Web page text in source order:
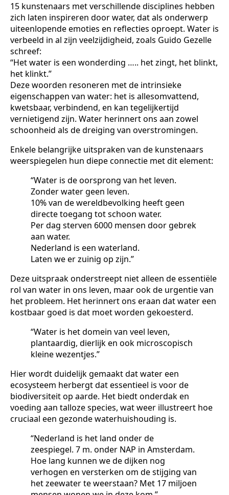
15 kunstenaars met verschillende disciplines hebben
zich laten inspireren door water, dat als onderwerp
uiteenlopende emoties en reflecties oproept. Water is
verbeeld in al zijn veelzijdigheid, zoals Guido Gezelle
schreef:
“Het water is een wonderding ….. het zingt, het blinkt,
het klinkt.”
Deze woorden resoneren met de intrinsieke
eigenschappen van water: het is allesomvattend,
kwetsbaar, verbindend, en kan tegelijkertijd
vernietigend zijn. Water herinnert ons aan zowel
schoonheid als de dreiging van overstromingen.
Enkele belangrijke uitspraken van de kunstenaars
weerspiegelen hun diepe connectie met dit element:
“Water is de oorsprong van het leven.
Zonder water geen leven.
10% van de wereldbevolking heeft geen
directe toegang tot schoon water.
Per dag sterven 6000 mensen door gebrek
aan water.
Nederland is een waterland.
Laten we er zuinig op zijn.”
Deze uitspraak onderstreept niet alleen de essentiële
rol van water in ons leven, maar ook de urgentie van
het probleem. Het herinnert ons eraan dat water een
kostbaar goed is dat moet worden gekoesterd.
“Water is het domein van veel leven,
plantaardig, dierlijk en ook microscopisch
kleine wezentjes.”
Hier wordt duidelijk gemaakt dat water een
ecosysteem herbergt dat essentieel is voor de
biodiversiteit op aarde. Het biedt onderdak en
voeding aan talloze species, wat weer illustreert hoe
cruciaal een gezonde waterhuishouding is.
“Nederland is het land onder de
zeespiegel. 7 m. onder NAP in Amsterdam.
Hoe lang kunnen we de dijken nog
verhogen en versterken om de stijging van
het zeewater te weerstaan? Met 17 miljoen